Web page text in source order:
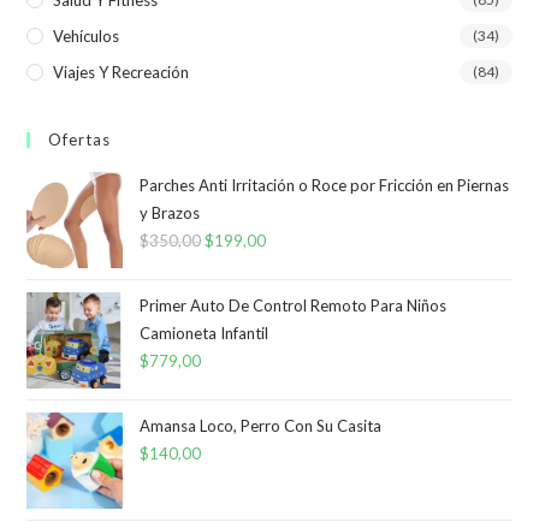
Vehículos (34)
Viajes Y Recreación (84)
Ofertas
Parches Anti Irritación o Roce por Fricción en Piernas
y Brazos
$350,00El
original
era:
$199,00El
actual
es:
Primer Auto De Control Remoto Para Niños
Camioneta Infantil
$779,00
Amansa Loco, Perro Con Su Casita
$140,00